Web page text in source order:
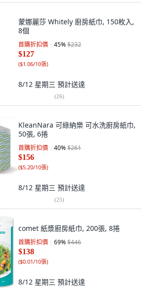
蒙娜麗莎 Whitely 廚房紙巾, 150枚入,
8個
首購折扣價 45%$232
$127
($1.06/10張)
8/12 星期三 預計送達
(26)
KleanNara 可綠納樂 可水洗廚房紙巾,
50張, 6捲
首購折扣價 40%$261
$156
($5.20/10張)
8/12 星期三 預計送達
(25)
comet 紙漿廚房紙巾, 200張, 8捲
首購折扣價 69%$446
$138
($0.01/10張)
8/12 星期三 預計送達